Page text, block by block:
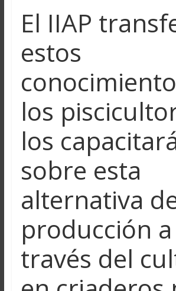
El IIAP
estos
los
los
sobre esta
alternativa
producción a
través del